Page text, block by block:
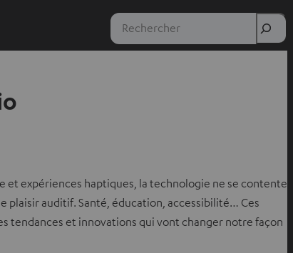
Rechercher
et expériences haptiques, la technologie ne se contente
plaisir auditif. Santé, éducation, accessibilité… Ces
tendances et innovations qui vont changer notre façon